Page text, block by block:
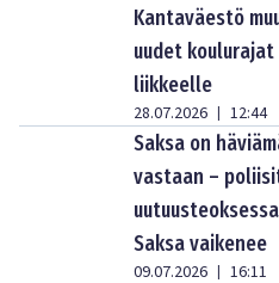
Kantaväestö
uudet
liikkeelle
28.07.2026 | 12:44
Saksa on
vastaan –
Saksa vaikenee
09.07.2026 | 16:11